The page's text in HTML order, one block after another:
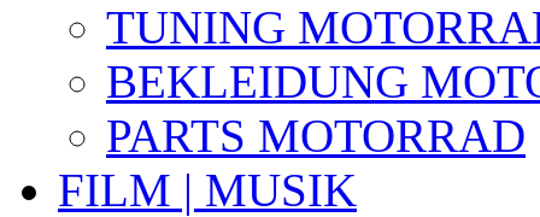
TUNING
BEKLEIDUNG
PARTS MOTORRAD
FILM | MUSIK